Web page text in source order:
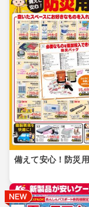
備えて安心！防災